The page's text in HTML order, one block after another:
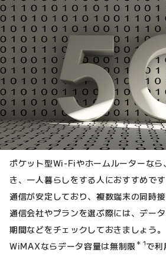
ポケット型Wi-Fiやホームルーターなら
き、一人暮らしをする人におすすめです
通信が安定しており、複数端末の同時接
通信会社やプランを選ぶ際には、デー
期間などをチェックしておきましょう。
WiMAXならデータ容量は無制限 ＊1で利